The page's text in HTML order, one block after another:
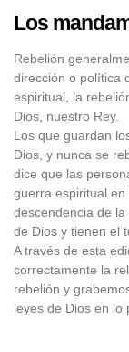
Los
Rebelión
dirección o política
espiritual, la
Dios, nuestro Rey.
Los que guardan
Dios, y nunca se
dice que las
guerra espiritual en
descendencia de la
de Dios y tienen el
A través de esta
correctamente la
rebelión y
leyes de Dios en lo